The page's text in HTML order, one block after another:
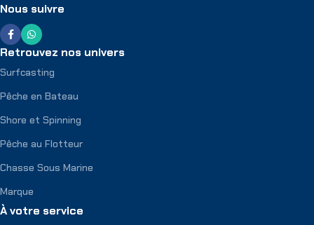
Nous suivre
Retrouvez nos univers
Surfcasting
Pêche en Bateau
Shore et Spinning
Pêche au Flotteur
Chasse Sous Marine
Marque
À votre service